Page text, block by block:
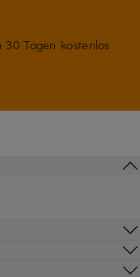
Tagen kostenlos